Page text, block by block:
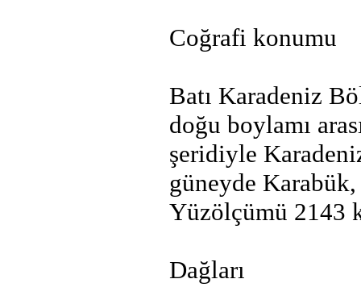
Coğrafi konumu
Batı Karadeniz
doğu boylamı
şeridiyle
güneyde
Yüzölçümü 2143
Dağları